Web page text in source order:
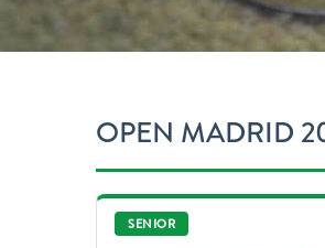
OPEN MADRID
SENIOR